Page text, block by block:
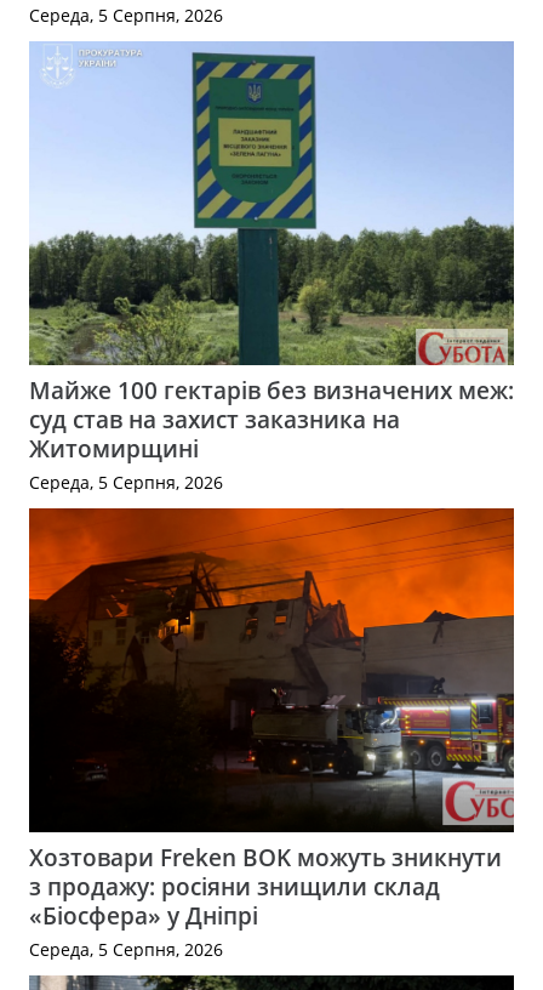
Середа, 5 Серпня, 2026
Майже 100 гектарів без визначених меж:
суд став на захист заказника на
Житомирщині
Середа, 5 Серпня, 2026
Хозтовари Freken BOK можуть зникнути
з продажу: росіяни знищили склад
«Біосфера» у Дніпрі
Середа, 5 Серпня, 2026